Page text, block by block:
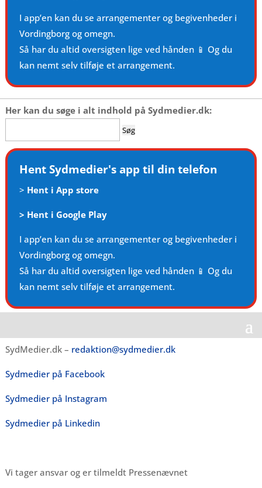
I app’en kan du se arrangementer og begivenheder i
Vordingborg og omegn.
Så har du altid oversigten lige ved hånden 📱 Og du
kan nemt selv tilføje et arrangement.
Her kan du søge i alt indhold på Sydmedier.dk:
efter:
Hent Sydmedier's app til din telefon
> Hent i App store
> Hent i Google Play
I app’en kan du se arrangementer og begivenheder i
Vordingborg og omegn.
Så har du altid oversigten lige ved hånden 📱 Og du
kan nemt selv tilføje et arrangement.
SydMedier.dk – redaktion@sydmedier.dk
Sydmedier på Facebook
Sydmedier på Instagram
Sydmedier på Linkedin
Vi tager ansvar og er tilmeldt Pressenævnet